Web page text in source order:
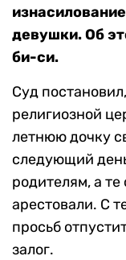
девушки. Об
би-си.
Суд
религиозной
летнюю дочку
следующий
родителям, а
арестовали. С
просьб
залог.